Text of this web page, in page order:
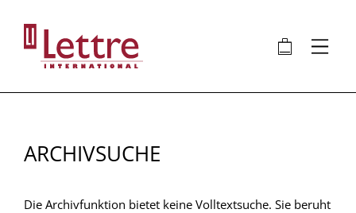
Inhalt
🛍 ⋮
ARCHIVSUCHE
Die Archivfunktion bietet keine Volltextsuche. Sie beruht